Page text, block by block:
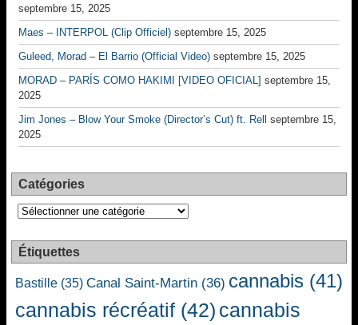
septembre 15, 2025
Maes – INTERPOL (Clip Officiel) septembre 15, 2025
Guleed, Morad – El Barrio (Official Video) septembre 15, 2025
MORAD – PARÍS COMO HAKIMI [VIDEO OFICIAL] septembre 15,
2025
Jim Jones – Blow Your Smoke (Director’s Cut) ft. Rell
septembre 15,
2025
Catégories
Catégories
Étiquettes
Bastille (35) Canal Saint-Martin (36) cannabis (41)
cannabis récréatif (42) cannabis